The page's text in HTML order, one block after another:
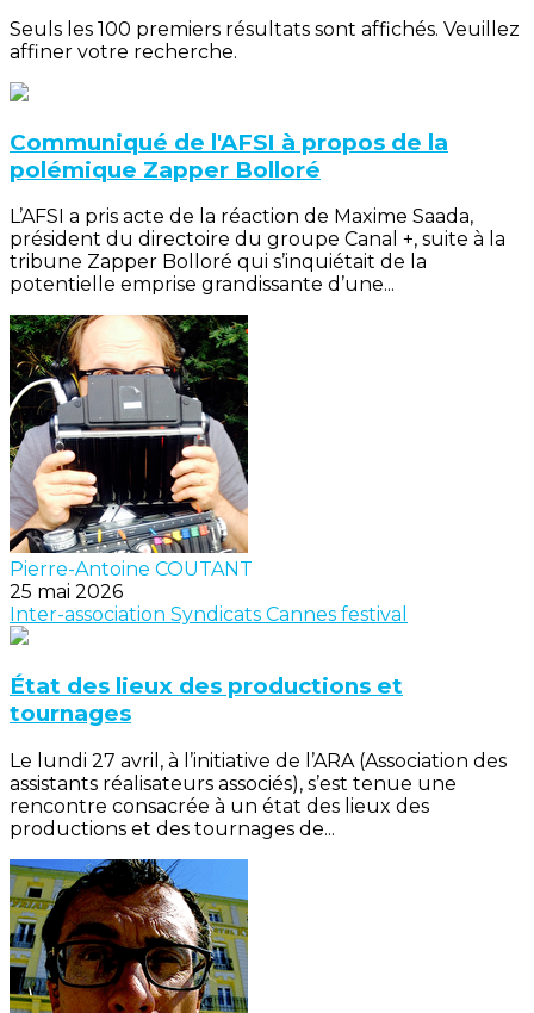
Seuls les 100 premiers résultats sont affichés. Veuillez
affiner votre recherche.
Communiqué de l'AFSI à propos de la
polémique Zapper Bolloré
L’AFSI a pris acte de la réaction de Maxime Saada,
président du directoire du groupe Canal +, suite à la
tribune Zapper Bolloré qui s’inquiétait de la
potentielle emprise grandissante d’une...
Pierre-Antoine COUTANT
25 mai 2026
Inter-association Syndicats Cannes festival
État des lieux des productions et
tournages
Le lundi 27 avril, à l’initiative de l’ARA (Association des
assistants réalisateurs associés), s’est tenue une
rencontre consacrée à un état des lieux des
productions et des tournages de...